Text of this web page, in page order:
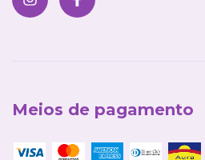
Meios de pagamento